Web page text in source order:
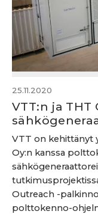
25.11.2020
VTT:n ja
VTT on kehittänyt
Oy:n kanssa
Outreach -
polttokenno-